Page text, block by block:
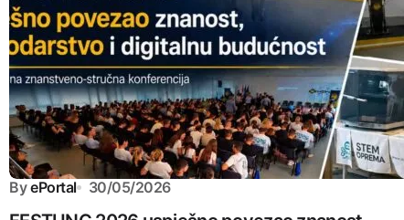
By ePortal 30/05/2026